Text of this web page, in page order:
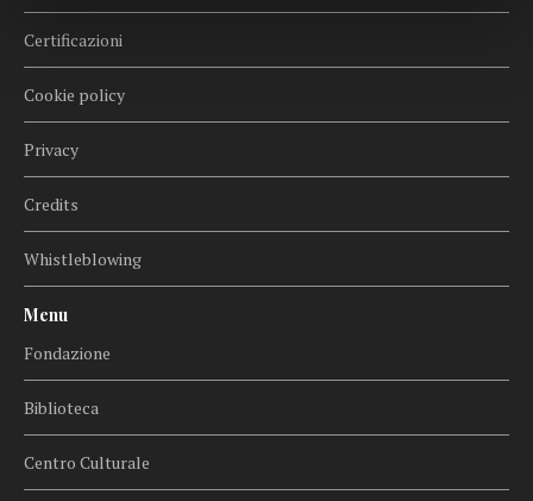
Certificazioni
Cookie policy
Privacy
Credits
Whistleblowing
Menu
Fondazione
Biblioteca
Centro Culturale